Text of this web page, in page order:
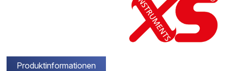
Produktinformationen